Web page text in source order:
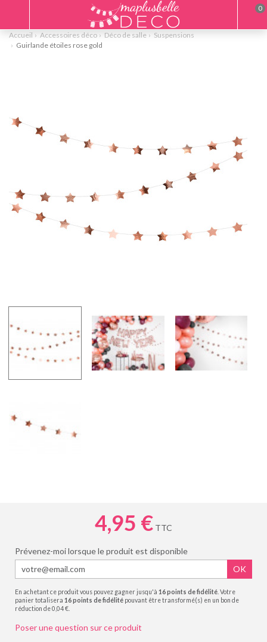
Accueil Accessoires déco Déco de salle
Suspensions
Guirlande étoiles rose gold
4,95 € TTC
Prévenez-moi lorsque le produit est disponible
OK
En achetant ce produit vous pouvez gagner jusqu'à 16points de fidélité . Votre
panier totalisera 16points de fidélité pouvant être transformé(s) en un bon de
réduction de0,04 €
Poser une question sur ce produit
0